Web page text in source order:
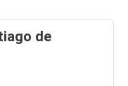
de